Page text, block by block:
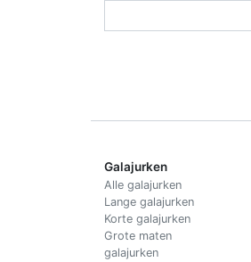
Galajurken
Alle galajurken
Lange galajurken
Korte galajurken
Grote maten
galajurken